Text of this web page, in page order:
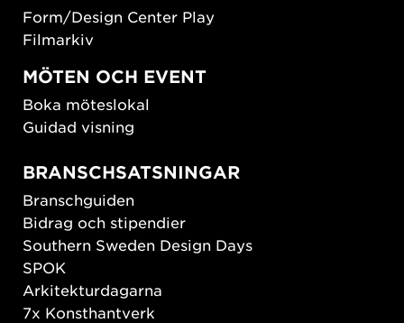
Form/Design Center Play
Filmarkiv
MÖTEN OCH EVENT
Boka möteslokal
Guidad visning
BRANSCHSATSNINGAR
Branschguiden
Bidrag och stipendier
Southern Sweden Design Days
SPOK
Arkitekturdagarna
7x Konsthantverk